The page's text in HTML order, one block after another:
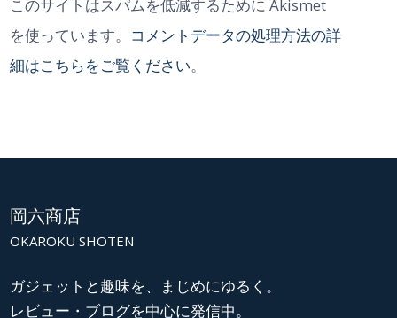
このサイトはスパムを低減するために Akismet
を使っています。 コメントデータの処理方法の詳
細はこちらをご覧ください。
岡六商店
OKAROKU SHOTEN
ガジェットと趣味を、まじめにゆるく。
レビュー・ブログを中心に発信中。